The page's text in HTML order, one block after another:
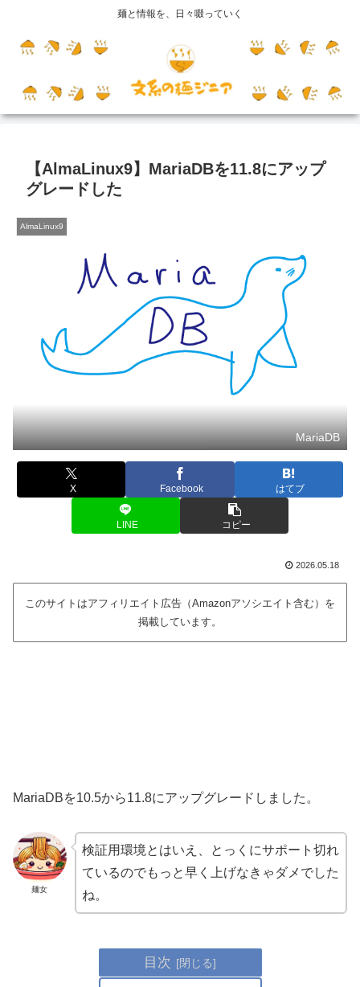
麺と情報を、日々啜っていく
【AlmaLinux9】MariaDBを11.8にアップ
グレードした
AlmaLinux9
MariaDB
X Facebook はてブ
LINE コピー
2026.05.18
このサイトはアフィリエイト広告（Amazonアソシエイト含む）を
掲載しています。
MariaDBを10.5から11.8にアップグレードしました。
麺女
検証用環境とはいえ、とっくにサポート切れ
ているのでもっと早く上げなきゃダメでした
ね。
目次